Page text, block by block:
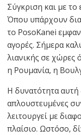
Σύγκριση και με το
Όπου υπάρχουν
το PosoKanei
αγορές. Σήμερα
λιανικής σε χώρες
η Ρουμανία, η
Η δυνατότητα αυτή
απλουστευμένες
λειτουργεί με
πλαίσιο. Ωστόσο,